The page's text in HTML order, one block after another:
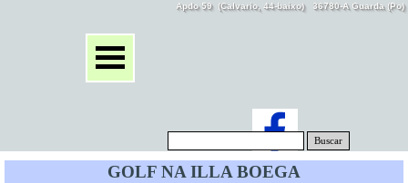
Apdo 59  (Calvario, 44-baixo)   36780-A Guarda
Buscar
GOLF NA ILLA BOEGA